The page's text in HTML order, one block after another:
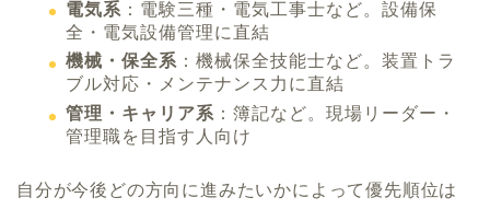
電気系 ：電験三種・電気工事士など。設備保
全・電気設備管理に直結
機械・保全系 ：機械保全技能士など。装置トラ
ブル対応・メンテナンス力に直結
管理・キャリア系 ：簿記など。現場リーダー・
管理職を目指す人向け
自分が今後どの方向に進みたいかによって優先順位は